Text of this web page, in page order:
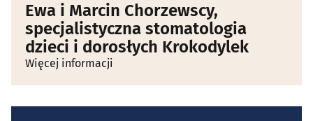
Ewa i Marcin Chorzewscy,
specjalistyczna stomatologia
dzieci i dorosłych Krokodylek
Więcej informacji